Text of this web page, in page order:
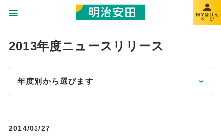
2013年度ニュースリリース
年度別から選びます
2014/03/27